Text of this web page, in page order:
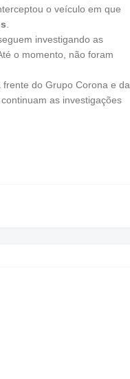
o veículo em que
investigando as
o momento, não foram
do Grupo Corona e da
as investigações